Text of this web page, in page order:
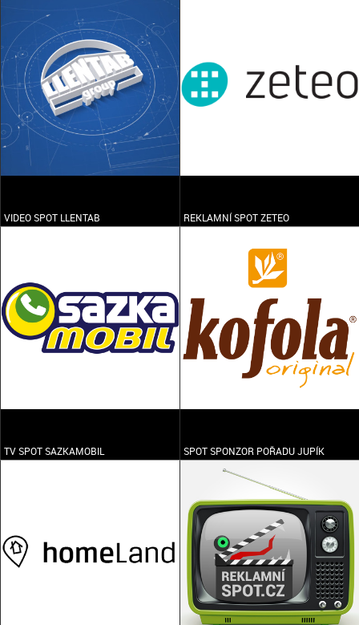
VIDEO SPOT LLENTAB REKLAMNÍ SPOT ZETEO
TV SPOT SAZKAMOBIL SPOT SPONZOR POŘADU JUPÍK